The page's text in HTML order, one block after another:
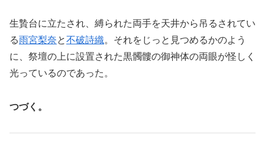
生贄台に立たされ、縛られた両手を天井から吊るされてい
る雨宮梨奈と不破詩織。それをじっと見つめるかのよう
に、祭壇の上に設置された黒髑髏の御神体の両眼が怪しく
光っているのであった。
つづく。